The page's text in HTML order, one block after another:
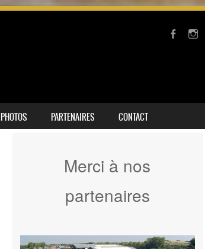
PHOTOS PARTENAIRES CONTACT
Merci à nos
partenaires